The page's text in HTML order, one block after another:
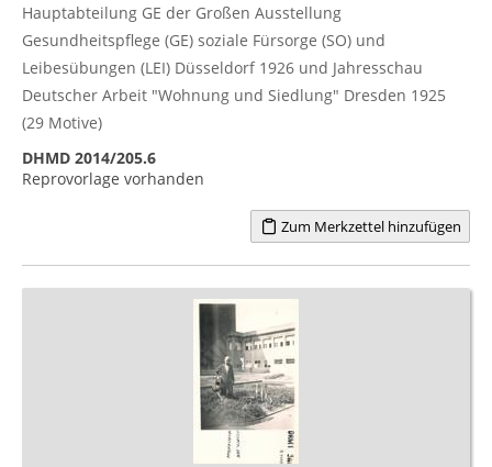
Hauptabteilung GE der Großen Ausstellung
Gesundheitspflege (GE) soziale Fürsorge (SO) und
Leibesübungen (LEI) Düsseldorf 1926 und Jahresschau
Deutscher Arbeit "Wohnung und Siedlung" Dresden 1925
(29 Motive)
DHMD 2014/205.6
Reprovorlage vorhanden
Zum Merkzettel hinzufügen